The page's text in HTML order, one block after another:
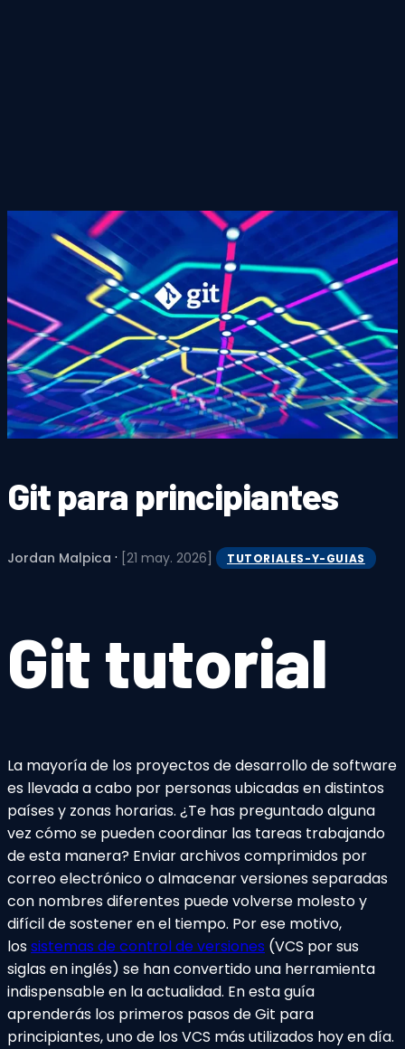
Git para principiantes
Jordan Malpica · [21 may. 2026] TUTORIALES-Y-GUIAS
Git tutorial
La mayoría de los proyectos de desarrollo de software
es llevada a cabo por personas ubicadas en distintos
países y zonas horarias. ¿Te has preguntado alguna
vez cómo se pueden coordinar las tareas trabajando
de esta manera? Enviar archivos comprimidos por
correo electrónico o almacenar versiones separadas
con nombres diferentes puede volverse molesto y
difícil de sostener en el tiempo. Por ese motivo,
lossistemas de control de versiones (VCS por sus
siglas en inglés) se han convertido una herramienta
indispensable en la actualidad. En esta guía
aprenderás los primeros pasos de Git para
principiantes, uno de los VCS más utilizados hoy en día.